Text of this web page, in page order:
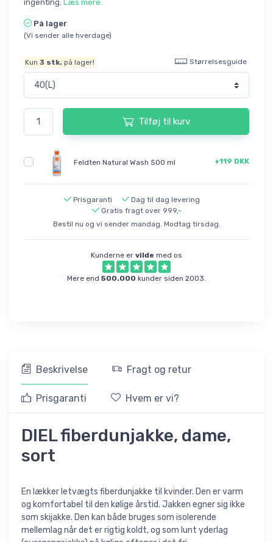
ingenting. Læs mere
På lager
(Vi sender alle hverdage)
Kun3 stk. på lager! Størrelsesguide
Tilføj til kurv
Feldten Natural Wash 500 ml +119 DKK
Prisgaranti
Dag til dag levering
Gratis fragt over 999,-
Bestil nu og vi sender mandag. Modtag tirsdag.
Kunderne er vilde med os
Mere end 500.000 kunder siden 2003.
Beskrivelse Fragt og retur
Prisgaranti Hvem er vi?
DIEL fiberdunjakke, dame,
sort
En lækker letvægts fiberdunjakke til kvinder. Den er varm
og komfortabel til den kølige årstid. Jakken egner sig ikke
som skijakke. Den kan både bruges som isolerende
mellemlag når det er rigtig koldt, og som lunt yderlag